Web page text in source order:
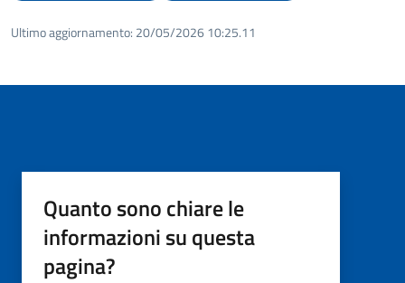
Ultimo aggiornamento: 20/05/2026 10:25.11
Quanto sono chiare le
informazioni su questa
pagina?